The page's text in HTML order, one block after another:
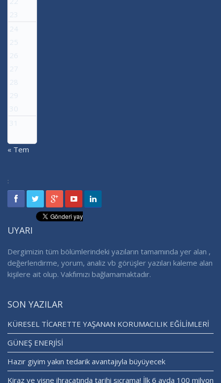
23
24
25
26
27
28
29
30
31
« Tem
:
UYARI
Dergimizin tüm bölümlerindeki yazıların tamamında yer alan ,
değerlendirme, yorum, analiz vb görüşler yazıları kaleme alan
kişilere ait olup. Vakfımızı bağlamamaktadır.
SON YAZILAR
KÜRESEL TİCARETTE YAŞANAN KORUMACILIK EĞİLİMLERİ
GÜNEŞ ENERJİSİ
Hazır giyim yakın tedarik avantajıyla büyüyecek
Kiraz ve vişne ihracatında tarihi sıçrama! İlk 6 ayda 100 milyon